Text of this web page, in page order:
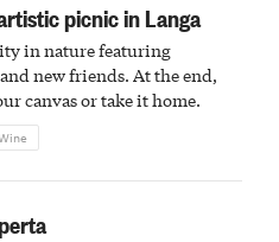
picnic in Langa
in nature featuring
new friends. At the end,
canvas or take it home.